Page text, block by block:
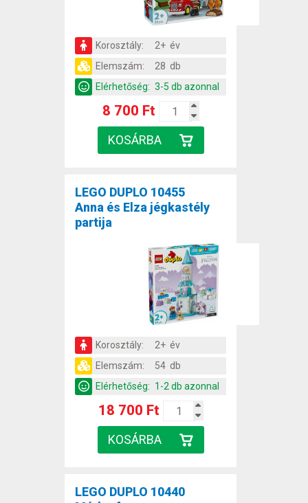
Korosztály:
2+ év
Elemszám:
28 db
Elérhetőség: 3-5 db azonnal
8 700 Ft
LEGO DUPLO 10455
Anna és Elza jégkastély
partija
Korosztály:
2+ év
Elemszám:
54 db
Elérhetőség: 1-2 db azonnal
18 700 Ft
LEGO DUPLO 10440